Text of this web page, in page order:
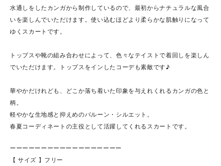
水通しをしたカンガから制作しているので、最初からナチュラルな風合
いを楽しんでいただけます。使い込むほどより柔らかな肌触りになって
ゆくスカートです。
トップスや靴の組み合わせによって、色々なテイストで着回しを楽しん
でいただけます。トップスをインしたコーデも素敵です♪
華やかだけれども、どこか落ち着いた印象を与えれくれるカンガの色と
柄。
軽やかな生地感と抑えめのバルーン・シルエット。
春夏コーディネートの主役として活躍してくれるスカートです。
ーーーーーーーーーーーーーーーーーー
【 サイズ 】フリー